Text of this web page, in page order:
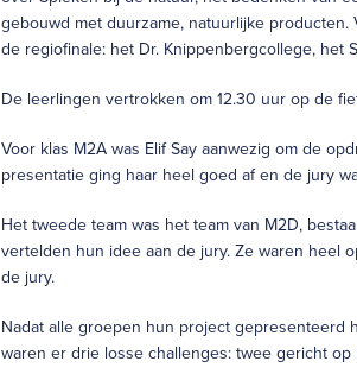
gebouwd met duurzame, natuurlijke
de regiofinale: het Dr. Knippenbergcollege, het
De leerlingen vertrokken om 12.30 uur op de
Voor klas M2A was Elif Say aanwezig om de
presentatie ging haar heel goed af en de jury
Het tweede team was het team van M2D,
vertelden hun idee aan de jury. Ze waren heel
de jury.
Nadat alle groepen hun project gepresenteerd
waren er drie losse challenges: twee gericht